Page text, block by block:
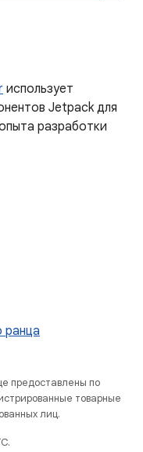
использует
Jetpack для
разработки
ранца
предоставлены по
товарные
лиц.